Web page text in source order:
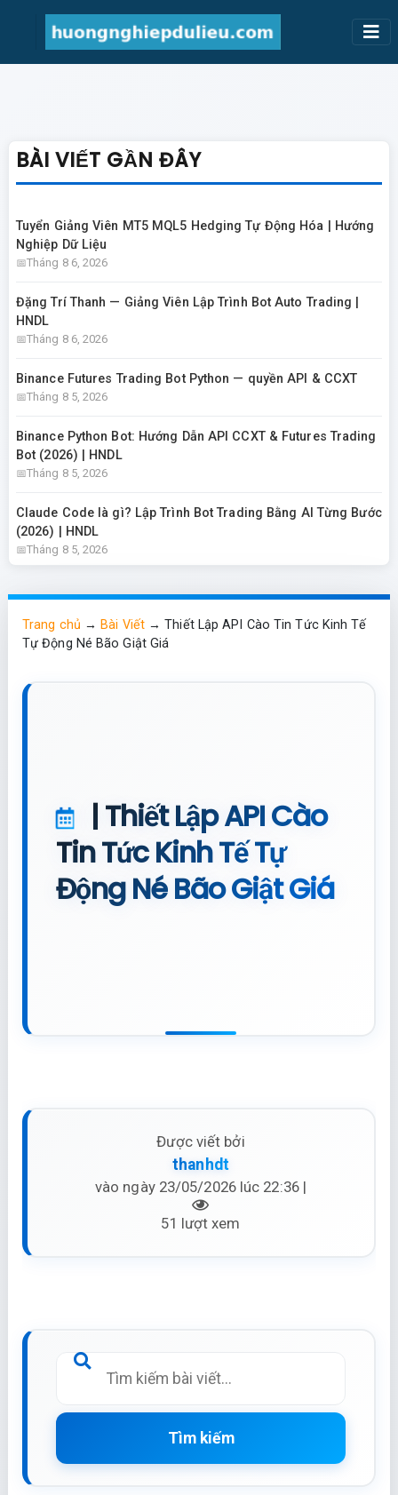
BÀI VIẾT GẦN ĐÂY
Tuyển Giảng Viên MT5 MQL5 Hedging Tự Động Hóa | Hướng
Nghiệp Dữ Liệu
Tháng 8 6, 2026
Đặng Trí Thanh — Giảng Viên Lập Trình Bot Auto Trading |
HNDL
Tháng 8 6, 2026
Binance Futures Trading Bot Python — quyền API & CCXT
Tháng 8 5, 2026
Binance Python Bot: Hướng Dẫn API CCXT & Futures Trading
Bot (2026) | HNDL
Tháng 8 5, 2026
Claude Code là gì? Lập Trình Bot Trading Bằng AI Từng Bước
(2026) | HNDL
Tháng 8 5, 2026
Trang chủ →Bài Viết→Thiết Lập API Cào Tin Tức Kinh Tế
Tự Động Né Bão Giật Giá
| Thiết Lập API Cào
Tin Tức Kinh Tế Tự
Động Né Bão Giật Giá
Được viết bởi
thanhdt
vào ngày 23/05/2026 lúc 22:36 |
51 lượt xem
Tìm kiếm